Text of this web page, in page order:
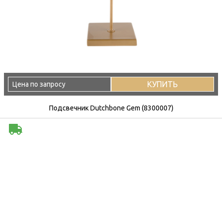
Цена по запросу КУПИТЬ
Подсвечник Dutchbone Gem (8300007)